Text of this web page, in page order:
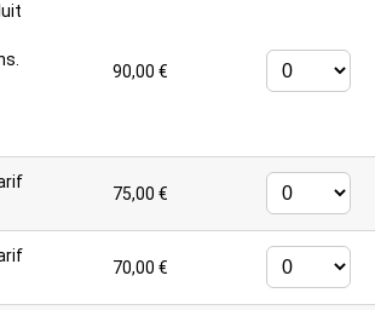
90,00 €
75,00 €
70,00 €